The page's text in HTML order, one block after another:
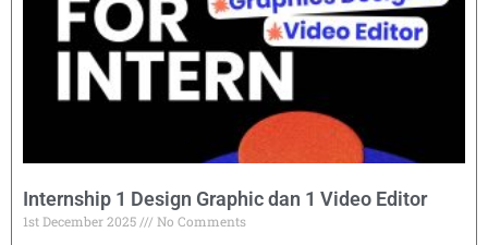
Internship 1 Design Graphic dan 1 Video Editor
1st December 2025
No Comments